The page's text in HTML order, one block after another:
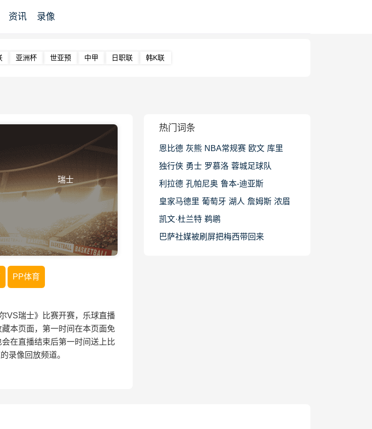
资讯 录像
亚洲杯 世亚预 中甲 日职联 韩K联
瑞士
PP体育
VS瑞士》比赛开赛，乐球直播
本页面，第一时间在本页面免
在直播结束后第一时间送上比
录像回放频道。
热门词条
恩比德 灰熊 NBA常规赛 欧文 库里
独行侠 勇士 罗慕洛 蓉城足球队
利拉德 孔帕尼奥 鲁本-迪亚斯
皇家马德里 葡萄牙 湖人 詹姆斯 浓眉
凯文·杜兰特 鹈鹕
巴萨社媒被刷屏把梅西带回来